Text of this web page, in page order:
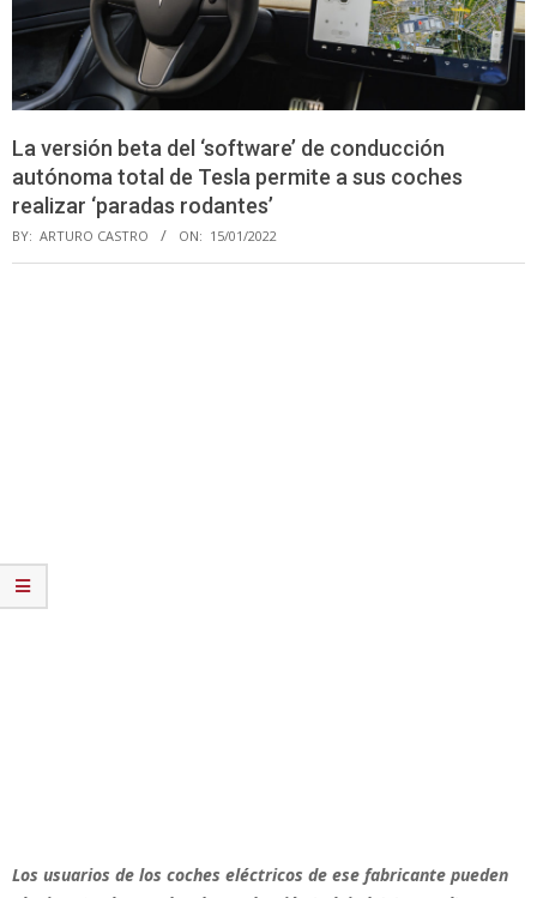
La versión beta del ‘software’ de conducción
autónoma total de Tesla permite a sus coches
realizar ‘paradas rodantes’
BY: ARTURO CASTRO ON: 15/01/2022
Los usuarios de los coches eléctricos de ese fabricante pueden